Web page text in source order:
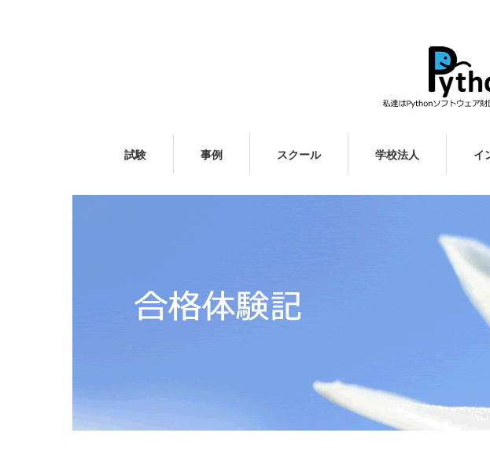
試験 事例 スクール 学校法人 イ